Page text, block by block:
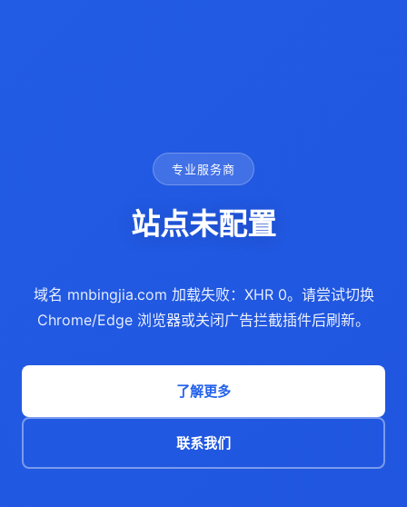
专业服务商
站点未配置
域名 mnbingjia.com 加载失败：XHR 0。请尝试切换
Chrome/Edge 浏览器或关闭广告拦截插件后刷新。
了解更多
联系我们